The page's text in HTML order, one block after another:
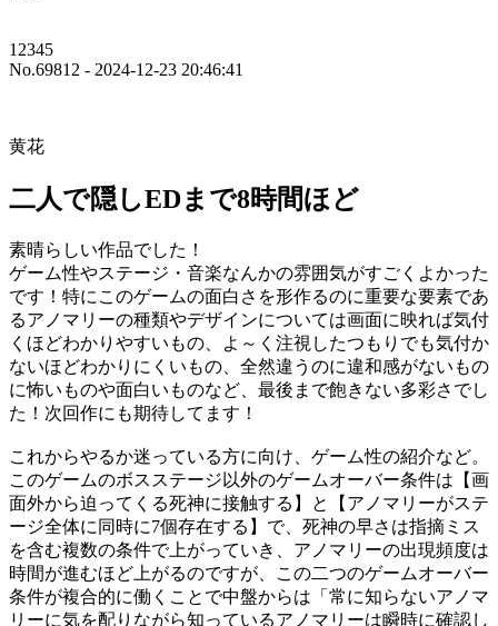
12345
No.69812 - 2024-12-23 20:46:41
黄花
二人で隠しEDまで8時間ほど
素晴らしい作品でした！
ゲーム性やステージ・音楽なんかの雰囲気がすごくよかった
です！特にこのゲームの面白さを形作るのに重要な要素であ
るアノマリーの種類やデザインについては画面に映れば気付
くほどわかりやすいもの、よ～く注視したつもりでも気付か
ないほどわかりにくいもの、全然違うのに違和感がないもの
に怖いものや面白いものなど、最後まで飽きない多彩さでし
た！次回作にも期待してます！
これからやるか迷っている方に向け、ゲーム性の紹介など。
このゲームのボスステージ以外のゲームオーバー条件は【画
面外から迫ってくる死神に接触する】と【アノマリーがステ
ージ全体に同時に7個存在する】で、死神の早さは指摘ミス
を含む複数の条件で上がっていき、アノマリーの出現頻度は
時間が進むほど上がるのですが、この二つのゲームオーバー
条件が複合的に働くことで中盤からは「常に知らないアノマ
リーに気を配りながら知っているアノマリーは瞬時に確認し